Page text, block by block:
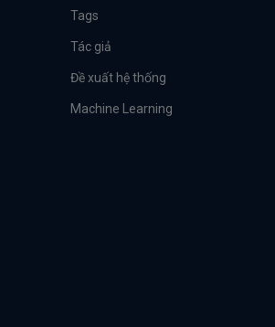
Tags
Tác giả
Đề xuất hệ thống
Machine Learning